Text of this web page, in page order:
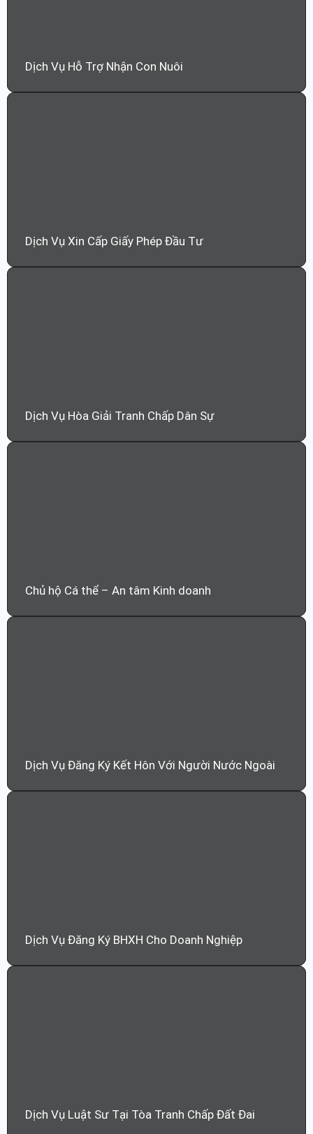
Dịch Vụ Hỗ Trợ Nhận Con Nuôi
Dịch Vụ Xin Cấp Giấy Phép Đầu Tư
Dịch Vụ Hòa Giải Tranh Chấp Dân Sự
Chủ hộ Cá thể – An tâm Kinh doanh
Dịch Vụ Đăng Ký Kết Hôn Với Người Nước Ngoài
Dịch Vụ Đăng Ký BHXH Cho Doanh Nghiệp
Dịch Vụ Luật Sư Tại Tòa Tranh Chấp Đất Đai